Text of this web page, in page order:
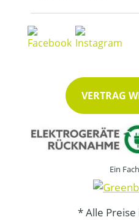
VERTRAG
Ein
* Alle